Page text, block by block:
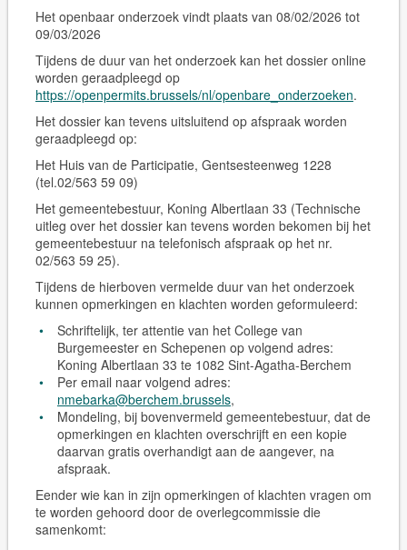
Het openbaar onderzoek vindt plaats van 08/02/2026 tot
09/03/2026
Tijdens de duur van het onderzoek kan het dossier online
worden geraadpleegd op
https://openpermits.brussels/nl/openbare_onderzoeken.
Het dossier kan tevens uitsluitend op afspraakworden
geraadpleegd op:
Het Huis van de Participatie, Gentsesteenweg 1228
(tel.02/563 59 09)
Het gemeentebestuur, Koning Albertlaan 33 (Technische
uitleg over het dossier kan tevens worden bekomen bij het
gemeentebestuur na telefonisch afspraak op het nr.
02/563 59 25).
Tijdens de hierboven vermelde duur van het onderzoek
kunnen opmerkingen en klachten worden geformuleerd:
Schriftelijk, ter attentie van het College van
Burgemeester en Schepenen op volgend adres:
Koning Albertlaan 33 te 1082 Sint-Agatha-Berchem
Per email naar volgend adres:
nmebarka@berchem.brussels,
Mondeling, bij bovenvermeld gemeentebestuur, dat de
opmerkingen en klachten overschrijft en een kopie
daarvan gratis overhandigt aan de aangever, na
afspraak.
Eender wie kan in zijn opmerkingen of klachten vragen om
te worden gehoord door de overlegcommissie die
samenkomt: